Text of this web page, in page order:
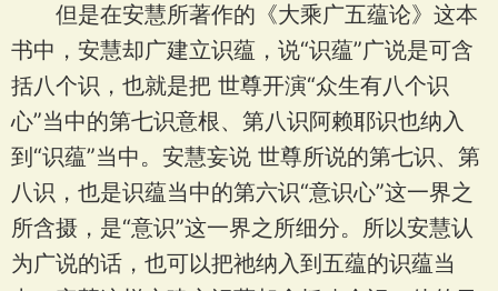
但是在安慧所著作的《大乘广五蕴论》这本
书中，安慧却广建立识蕴，说“识蕴”广说是可含
括八个识，也就是把 世尊开演“众生有八个识
心”当中的第七识意根、第八识阿赖耶识也纳入
到“识蕴”当中。安慧妄说 世尊所说的第七识、第
八识，也是识蕴当中的第六识“意识心”这一界之
所含摄，是“意识”这一界之所细分。所以安慧认
为广说的话，也可以把祂纳入到五蕴的识蕴当